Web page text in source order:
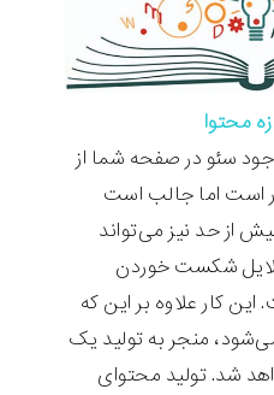
محتوا
سئو در صفحه شما از
است اما جالب است
از حد نیز می‌تواند
شکست خوردن
این کار علاوه بر این که
منجر به تولید یک
شد. تولید محتوای